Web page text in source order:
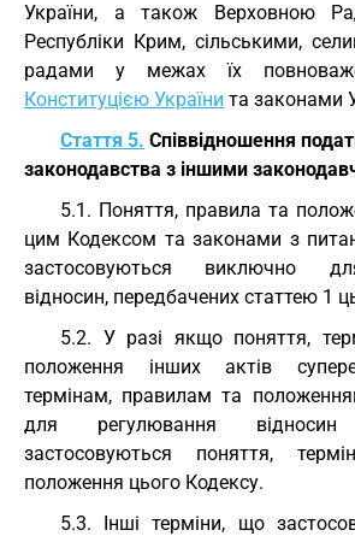
України, а також Верховною
Республіки Крим, сільськими,
радами у межах їх
Конституцією України та законами
Стаття 5. Співвідношення
законодавства з іншими
5.1. Поняття, правила та
цим Кодексом та законами з
застосовуються виключно
відносин, передбачених статтею 1
5.2. У разі якщо поняття,
положення інших актів
термінам, правилам та
для регулювання відносин
застосовуються поняття,
положення цього Кодексу.
5.3. Інші терміни, що